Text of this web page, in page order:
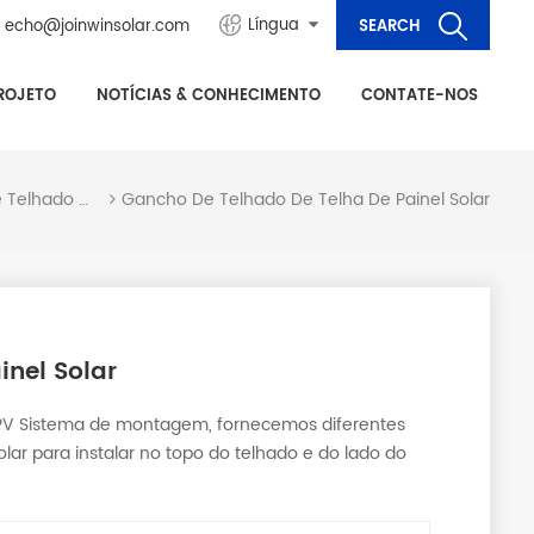
Língua
echo@joinwinsolar.com
NOTÍCIAS & CONHECIMENTO CONTATE-NOS
Sistema De Montagem Solar De Telhado De Telha Gancho De Telhado De Telha De Painel Solar
Solar
Sistema de montagem, fornecemos diferentes
para instalar no topo do telhado e do lado do